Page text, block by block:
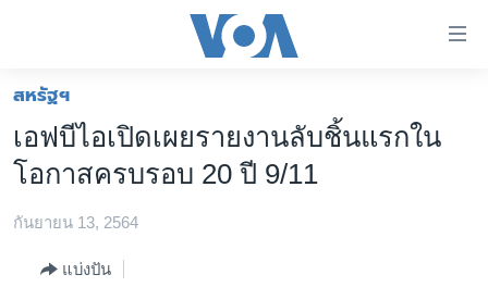
ต่อ
ไป
เนื้อหา
ข้าม
หน้าหลัก
โลก
เอเชีย
สหรัฐฯ
ไทย
สหรัฐฯ
เอฟบีไอเปิดเผยรายงานลับชิ้นแรกใน
โอกาสครบรอบ 20 ปี 9/11
กันยายน 13, 2564
แบ่งปัน